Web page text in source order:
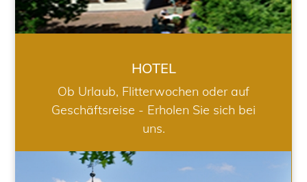
HOTEL
Ob Urlaub, Flitterwochen oder auf
Geschäftsreise - Erholen Sie sich bei
uns.